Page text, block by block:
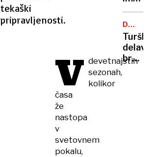
tekaški
pripravljenosti.
V devetnajstih
sezonah,
kolikor
časa
že
nastopa
v
svetovnem
pokalu,
kaj
za
DRUGI
TIR
Turški
delavci
brez